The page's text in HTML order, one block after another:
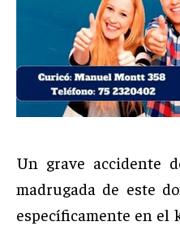
Un grave accidente
madrugada de este
específicamente en el